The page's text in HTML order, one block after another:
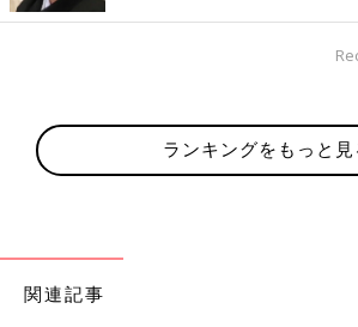
ランキングをもっと見
関連記事